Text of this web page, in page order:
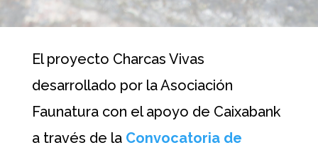
El proyecto Charcas Vivas
desarrollado por la Asociación
Faunatura con el apoyo de Caixabank
a través de la Convocatoria de